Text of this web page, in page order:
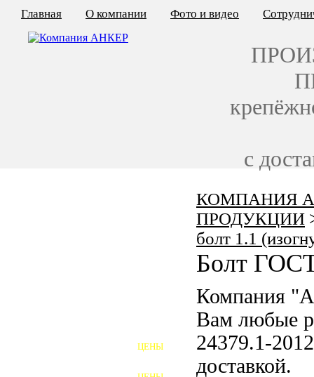
КОМПАНИЯ
ПРОДУКЦИИ
болт 1.1
Болт
Компания
Вам любые
24379.1-
доставкой.
ЦЕНЫ
Главная О компании Фото и видео
с